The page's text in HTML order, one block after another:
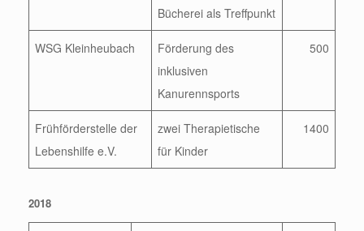
Bücherei als Treffpunkt
WSG Kleinheubach
Förderung des
inklusiven
Kanurennsports
500
Frühförderstelle der
Lebenshilfe e.V.
zwei Therapietische
für Kinder
1400
2018